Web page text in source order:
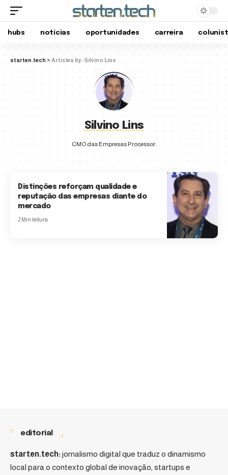
hubs notícias oportunidades carreira
starten.tech > Articles by: Silvino Lins
Silvino Lins
CMO das Empresas Processor.
Distinções reforçam qualidade e
reputação das empresas diante do
mercado
2 Min leitura
editorial
starten.tech: jornalismo digital que traduz o dinamismo
local para o contexto global de inovação, startups e